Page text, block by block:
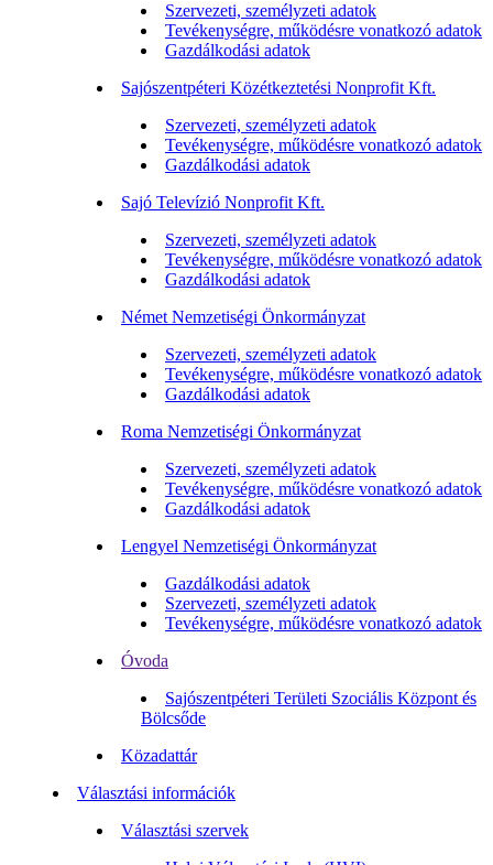
Szervezeti, személyzeti adatok
Tevékenységre, működésre vonatkozó adatok
Gazdálkodási adatok
Sajószentpéteri Közétkeztetési Nonprofit Kft.
Szervezeti, személyzeti adatok
Tevékenységre, működésre vonatkozó adatok
Gazdálkodási adatok
Sajó Televízió Nonprofit Kft.
Szervezeti, személyzeti adatok
Tevékenységre, működésre vonatkozó adatok
Gazdálkodási adatok
Német Nemzetiségi Önkormányzat
Szervezeti, személyzeti adatok
Tevékenységre, működésre vonatkozó adatok
Gazdálkodási adatok
Roma Nemzetiségi Önkormányzat
Szervezeti, személyzeti adatok
Tevékenységre, működésre vonatkozó adatok
Gazdálkodási adatok
Lengyel Nemzetiségi Önkormányzat
Gazdálkodási adatok
Szervezeti, személyzeti adatok
Tevékenységre, működésre vonatkozó adatok
Óvoda
Sajószentpéteri Területi Szociális Központ és
Bölcsőde
Közadattár
Választási információk
Választási szervek